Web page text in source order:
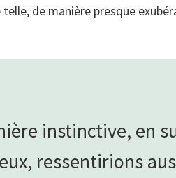
de manière presque
instinctive, en
ressentirions